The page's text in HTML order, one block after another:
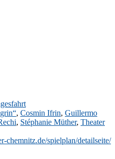
, Cos­min If­rin, Guil­ler­mo
, Sté­pha­nie Müt­her, Thea­ter
chem​nitz​.de/​s​p​i​e​l​p​l​a​n​/​d​e​t​a​i​l​s​e​i​t​e​/​